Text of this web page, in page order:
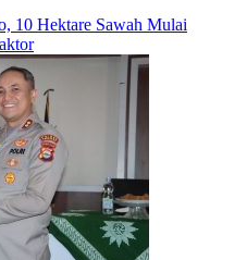
10 Hektare Sawah Mulai